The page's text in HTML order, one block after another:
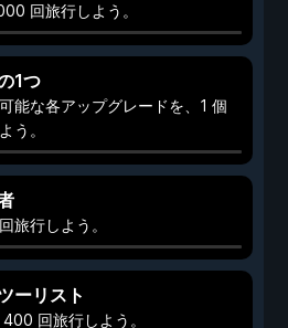
回旅行しよう。
1つ
能な各アップグレードを、1 個
う。
旅行しよう。
ーリスト
回旅行しよう。